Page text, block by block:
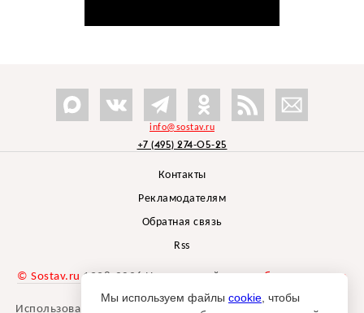
info@sostav.ru
+7 (495) 274-05-25
Контакты
Рекламодателям
Обратная связь
Rss
© Sostav.ru 1998-2026 Независимый проектбрендингового
агентства Depot
Использование материалов Sostav.ru допустимо только при
Мы используем файлы cookie , чтобы